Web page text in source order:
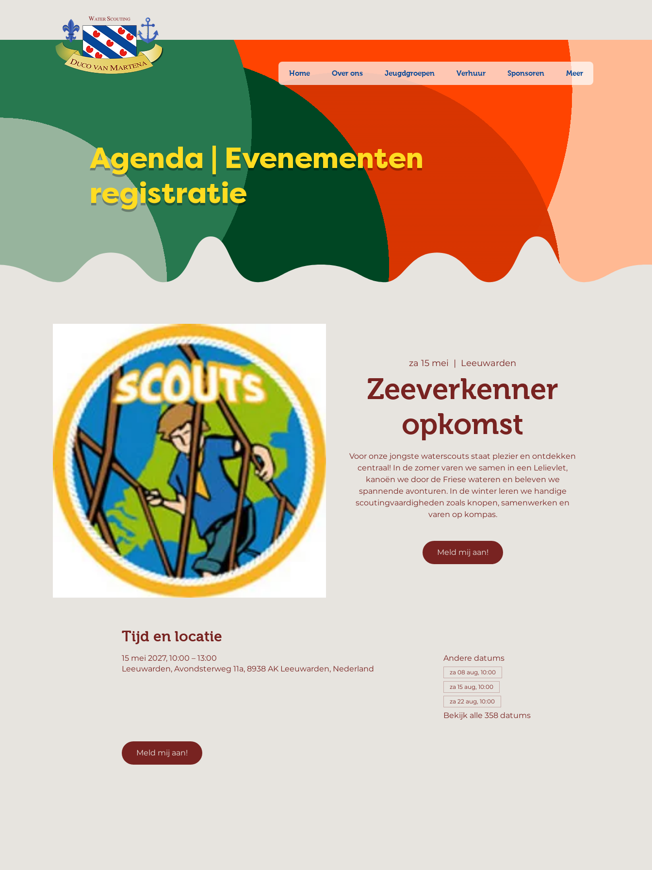
Home Over ons Jeugdgroepen Verhuur Sponsoren Meer
Agenda | Evenementen
registratie
za 15 mei
  |
Leeuwarden
Zeeverkenner
opkomst
Voor onze jongste waterscouts staat plezier en ontdekken
centraal! In de zomer varen we samen in een Lelievlet,
kanoën we door de Friese wateren en beleven we
spannende avonturen. In de winter leren we handige
scoutingvaardigheden zoals knopen, samenwerken en
varen op kompas.
Meld mij aan!
Tijd en locatie
15 mei 2027, 10:00 – 13:00
Leeuwarden, Avondsterweg 11a, 8938 AK Leeuwarden, Nederland
Andere datums
za 08 aug, 10:00
za 15 aug, 10:00
za 22 aug, 10:00
Bekijk alle 358 datums
Meld mij aan!